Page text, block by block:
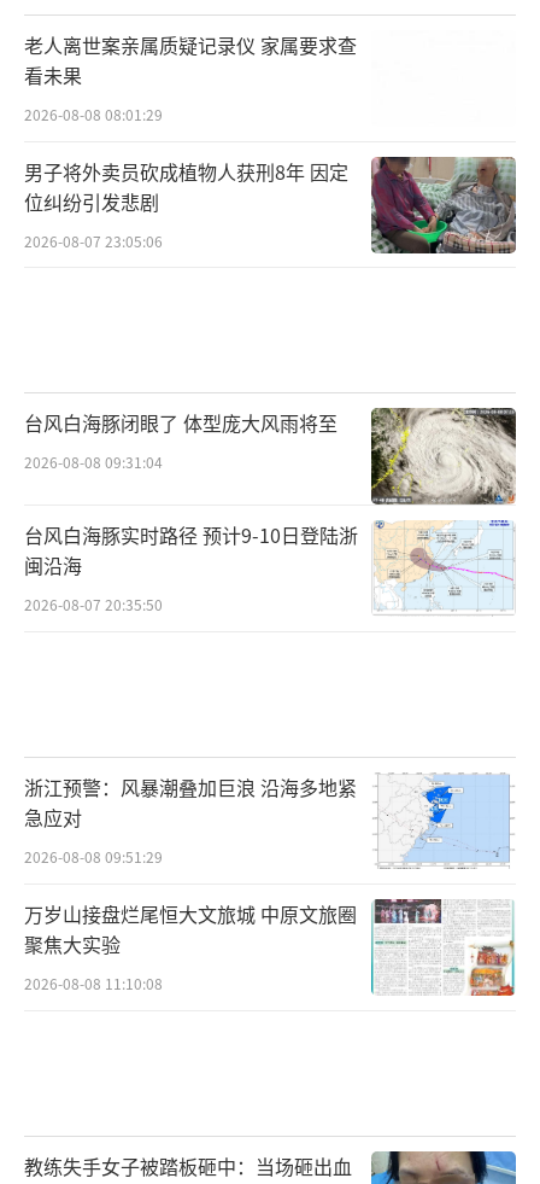
老人离世案亲属质疑记录仪 家属要求查
看未果
2026-08-08 08:01:29
男子将外卖员砍成植物人获刑8年 因定
位纠纷引发悲剧
2026-08-07 23:05:06
台风白海豚闭眼了 体型庞大风雨将至
2026-08-08 09:31:04
台风白海豚实时路径 预计9-10日登陆浙
闽沿海
2026-08-07 20:35:50
浙江预警：风暴潮叠加巨浪 沿海多地紧
急应对
2026-08-08 09:51:29
万岁山接盘烂尾恒大文旅城 中原文旅圈
聚焦大实验
2026-08-08 11:10:08
教练失手女子被踏板砸中：当场砸出血